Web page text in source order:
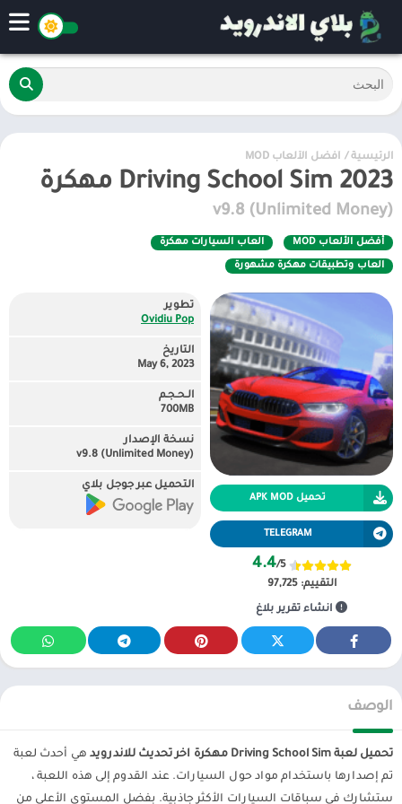
الرئيسية / أفضل الألعاب MOD
Driving School Sim 2023 مهكرة
v9.8 (Unlimited Money)
أفضل الألعاب MOD العاب السيارات مهكرة
العاب وتطبيقات مهكرة مشهورة
تحميل APK MOD
TELEGRAM
4.4/5
التقييم:97,725
انشاء تقرير بلاغ
تطوير
Ovidiu Pop
التاريخ
May 6, 2023
الـحـجـم
700MB
نسخة الإصدار
v9.8 (Unlimited Money)
التحميل عبر جوجل بلاي
الوصف
تحميل لعبة Driving School Sim مهكرة اخر تحديث للاندرويد
هي أحدث لعبة
تم إصدارها باستخدام مواد حول السيارات. عند القدوم إلى هذه اللعبة ،
ستشارك في سباقات السيارات الأكثر جاذبية. بفضل المستوى الأعلى من